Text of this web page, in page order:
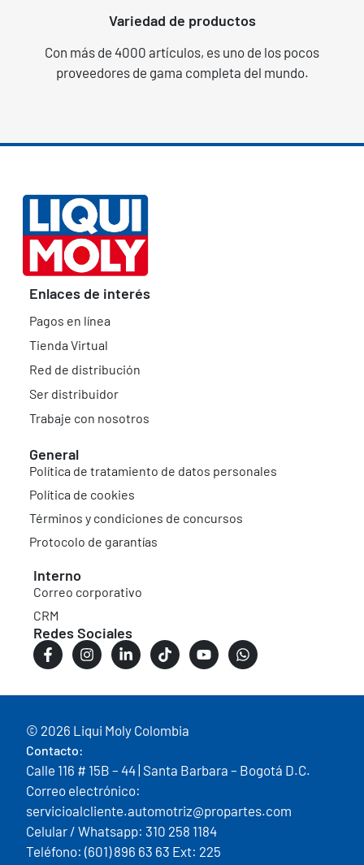
Variedad de productos
Con más de 4000 artículos, es uno de los pocos
proveedores de gama completa del mundo.
Enlaces de interés
Pagos en línea
Tienda Virtual
Red de distribución
Ser distribuidor
Trabaje con nosotros
General
Política de tratamiento de datos personales
Política de cookies
Términos y condiciones de concursos
Protocolo de garantías
Interno
Correo corporativo
CRM
Redes Sociales
© 2026 Liqui Moly Colombia
Contacto:
Calle 116 # 15B – 44 | Santa Barbara – Bogotá D.C.
Correo electrónico:
servicioalcliente.automotriz@propartes.com
Celular / Whatsapp: 310 258 1184
Teléfono: (601) 896 63 63 Ext: 225